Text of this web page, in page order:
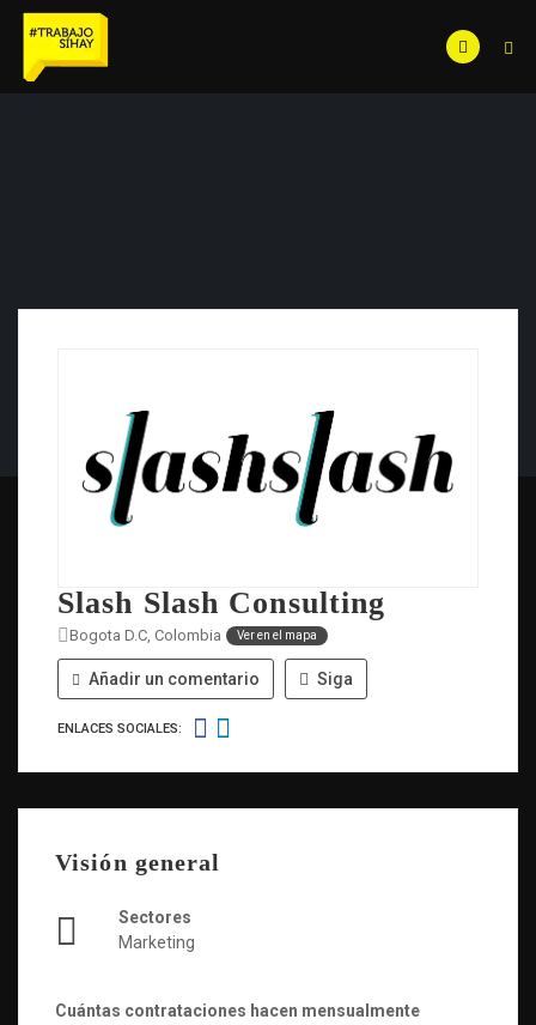
Slash Slash Consulting
Bogota D.C, Colombia Ver en el mapa
Añadir un comentario Siga
ENLACES SOCIALES:
Visión general
Sectores
Marketing
Cuántas contrataciones hacen mensualmente